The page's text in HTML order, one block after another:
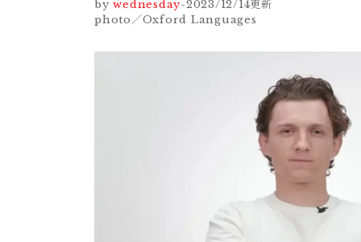
by wednesday-2023/12/14更新
photo／Oxford Languages